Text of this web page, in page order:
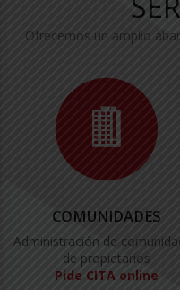
Ofrecemos un amplio
COMUNIDADES
Administración de
de propietarios
Pide CITA online